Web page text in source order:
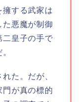
擁する武家は
悪魔が制御
二皇子の手で
た。だが、
門が真の標的